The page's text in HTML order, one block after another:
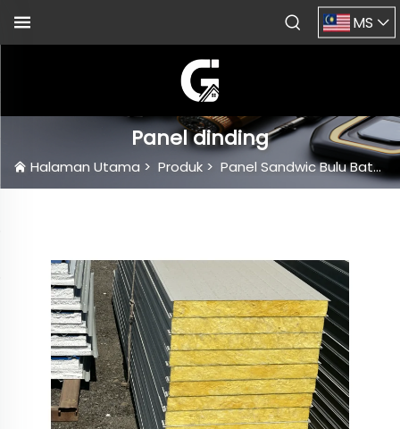
MS
Panel dinding
Halaman Utama > Produk > Panel Sandwic Bulu Batu